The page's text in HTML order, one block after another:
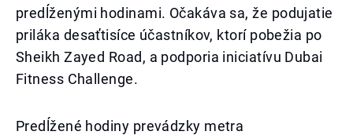
predĺženými hodinami. Očakáva sa, že podujatie
priláka desaťtisíce účastníkov, ktorí pobežia po
Sheikh Zayed Road, a podporia iniciatívu Dubai
Fitness Challenge.
Predĺžené hodiny prevádzky metra